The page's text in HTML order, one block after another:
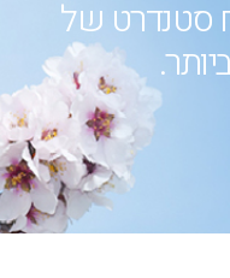
סטנדרט של